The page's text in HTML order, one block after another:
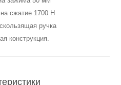
сжатие 1700 Н
ручка
конструкция.